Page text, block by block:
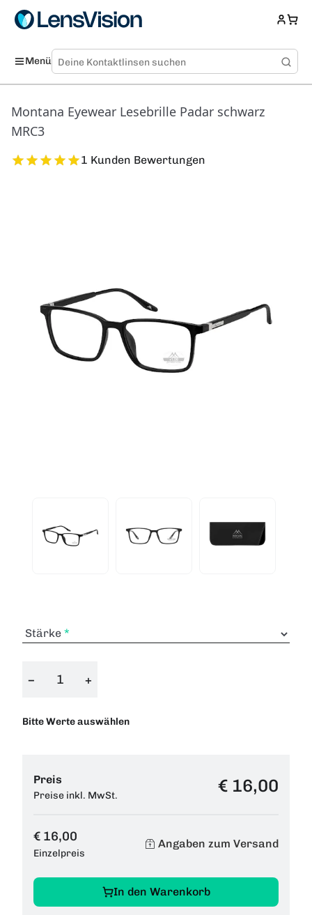
Menü
Montana Eyewear Lesebrille Padar schwarz
MRC3
1 Kunden Bewertungen
Stärke
− +
Bitte Werte auswählen
Preis
Preise inkl. MwSt. € 16,00
€ 16,00
Einzelpreis
Angaben zum Versand
In den Warenkorb